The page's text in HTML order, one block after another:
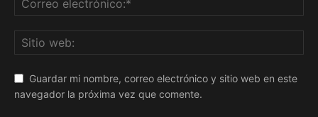
Guardar mi nombre, correo electrónico y sitio web en este
navegador la próxima vez que comente.